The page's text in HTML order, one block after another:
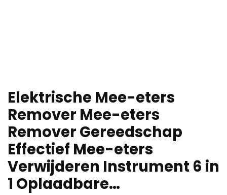
Elektrische Mee-eters
Remover Mee-eters
Remover Gereedschap
Effectief Mee-eters
Verwijderen Instrument 6 in
1 Oplaadbare…